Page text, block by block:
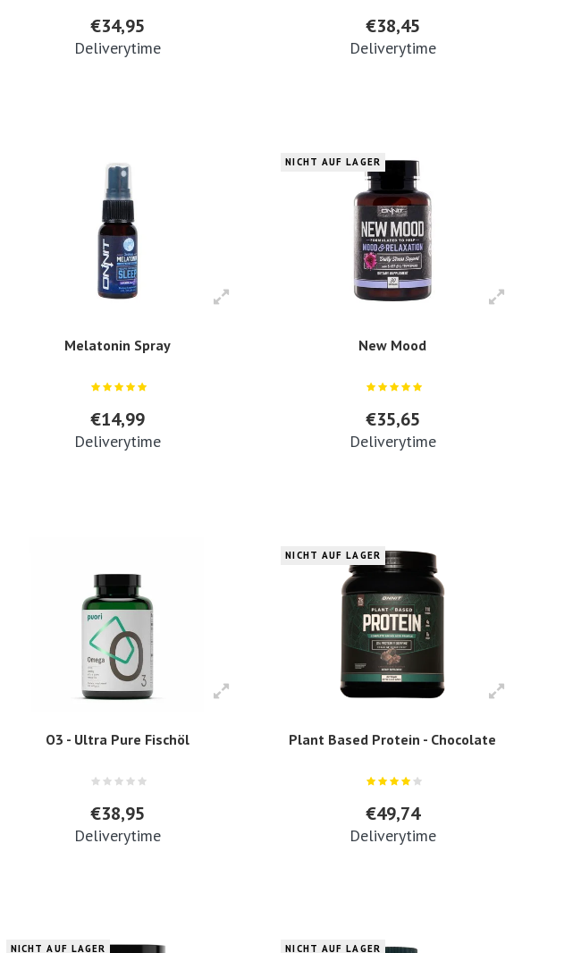
€34,95
Deliverytime
€38,45
Deliverytime
Melatonin Spray
€14,99
Deliverytime
NICHT AUF LAGER
New Mood
€35,65
Deliverytime
O3 - Ultra Pure Fischöl
€38,95
Deliverytime
NICHT AUF LAGER
Plant Based Protein - Chocolate
€49,74
Deliverytime
NICHT AUF LAGER NICHT AUF LAGER